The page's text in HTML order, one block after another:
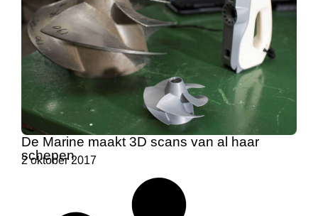
De Marine maakt 3D scans van al haar
schepen
2 oktober 2017